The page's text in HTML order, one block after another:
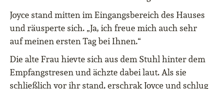
Joyce stand mitten im Eingangsbereich des Hauses
und räusperte sich. „Ja, ich freue mich auch sehr
auf meinen ersten Tag bei Ihnen.“
Die alte Frau hievte sich aus dem Stuhl hinter dem
Empfangstresen und ächzte dabei laut. Als sie
schließlich vor ihr stand, erschrak Joyce und schlug